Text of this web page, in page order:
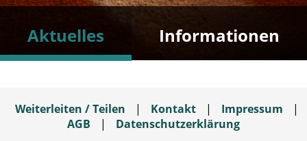
Aktuelles Informationen
Weiterleiten / Teilen | Kontakt | Impressum
|
AGB
| Datenschutzerklärung